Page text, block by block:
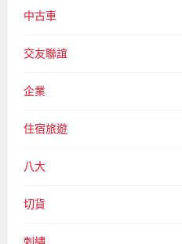
中古車
交友聯誼
企業
住宿旅遊
八大
切貨